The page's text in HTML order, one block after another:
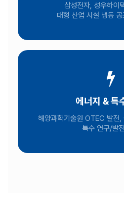
삼성전자, 성우하이
대형 산업 시설 냉동
에너지 & 특
해양과학기술원 OTEC 발전,
특수 연구/발